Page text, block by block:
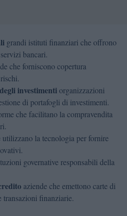
grandi istituti finanziari che offrono
bancari.
che forniscono copertura
investimentiorganizzazioni
di portafogli di investimenti.
che facilitano la compravendita
utilizzano la tecnologia per fornire
governative responsabili della
aziende che emettono carte di
finanziarie.